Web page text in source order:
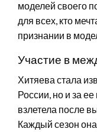
моделей своего
для всех, кто
признании в
Участие в
Хитяева стала
России, но и за
взлетела после
Каждый сезон